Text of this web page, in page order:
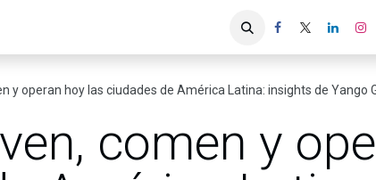
y operan hoy las ciudades de América Latina: insights de Yango
comen y